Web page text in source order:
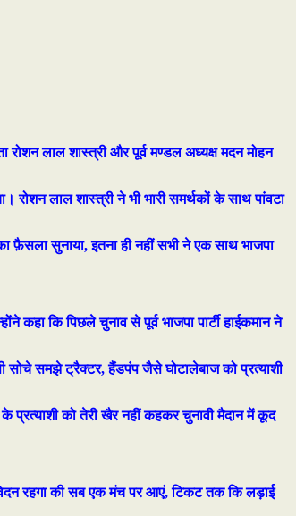
रोशन लाल शास्त्री और पूर्व मण्डल अध्यक्ष मदन मोहन
रोशन लाल शास्त्री ने भी भारी समर्थकों के साथ पांवटा
सुनाया, इतना ही नहीं सभी ने एक साथ भाजपा
कहा कि पिछले चुनाव से पूर्व भाजपा पार्टी हाईकमान ने
सोचे समझे ट्रैक्टर, हैंडपंप जैसे घोटालेबाज को प्रत्याशी
प्रत्याशी को तेरी खैर नहीं कहकर चुनावी मैदान में कूद
रहगा की सब एक मंच पर आएं, टिकट तक कि लड़ाई